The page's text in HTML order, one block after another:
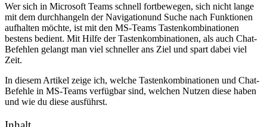
Wer sich in Microsoft Teams schnell fortbewegen, sich nicht lange
mit dem durchhangeln der Navigationund Suche nach Funktionen
aufhalten möchte, ist mit den MS-Teams Tastenkombinationen
bestens bedient. Mit Hilfe der Tastenkombinationen, als auch Chat-
Befehlen gelangt man viel schneller ans Ziel und spart dabei viel
Zeit.
In diesem Artikel zeige ich, welche Tastenkombinationen und Chat-
Befehle in MS-Teams verfügbar sind, welchen Nutzen diese haben
und wie du diese ausführst.